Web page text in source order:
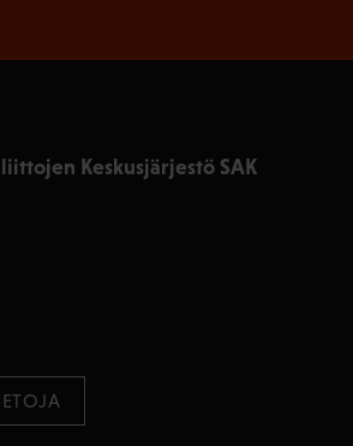
Keskusjärjestö SAK